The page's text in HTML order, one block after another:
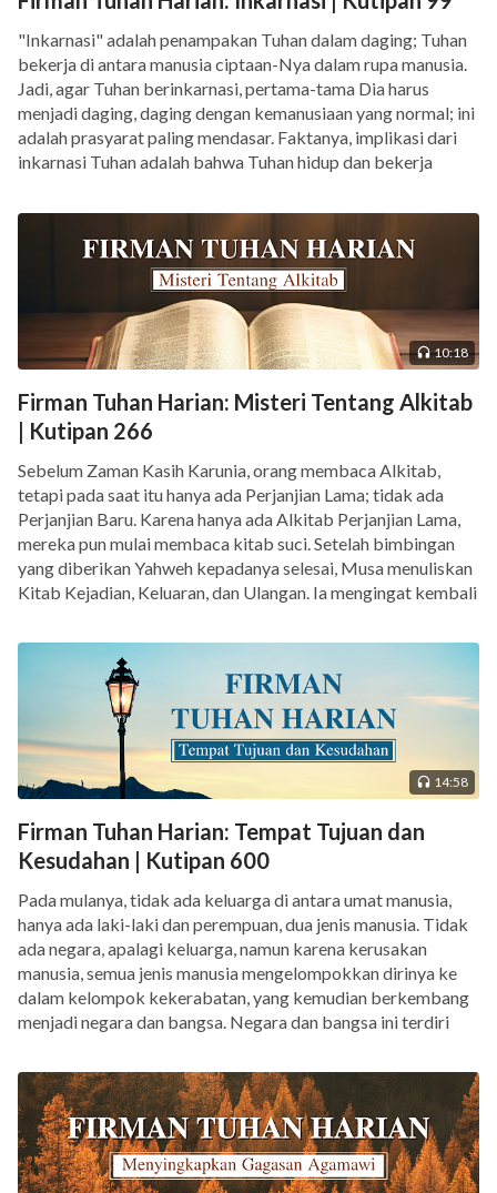
"Inkarnasi" adalah penampakan Tuhan dalam daging; Tuhan
bekerja di antara manusia ciptaan-Nya dalam rupa manusia.
Jadi, agar Tuhan berinkarnasi, pertama-tama Dia harus
menjadi daging, daging dengan kemanusiaan yang normal; ini
adalah prasyarat paling mendasar. Faktanya, implikasi dari
inkarnasi Tuhan adalah bahwa Tuhan hidup dan bekerja
menjadi seorang […]
10:18
Firman Tuhan Harian: Misteri Tentang Alkitab
| Kutipan 266
Sebelum Zaman Kasih Karunia, orang membaca Alkitab,
tetapi pada saat itu hanya ada Perjanjian Lama; tidak ada
Perjanjian Baru. Karena hanya ada Alkitab Perjanjian Lama,
mereka pun mulai membaca kitab suci. Setelah bimbingan
yang diberikan Yahweh kepadanya selesai, Musa menuliskan
Kitab Kejadian, Keluaran, dan Ulangan. Ia mengingat kembali
14:58
Firman Tuhan Harian: Tempat Tujuan dan
Kesudahan | Kutipan 600
Pada mulanya, tidak ada keluarga di antara umat manusia,
hanya ada laki-laki dan perempuan, dua jenis manusia. Tidak
ada negara, apalagi keluarga, namun karena kerusakan
manusia, semua jenis manusia mengelompokkan dirinya ke
dalam kelompok kekerabatan, yang kemudian berkembang
menjadi negara dan bangsa. Negara dan bangsa ini terdiri